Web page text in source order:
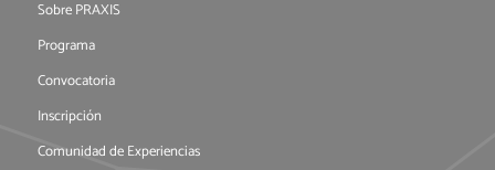
Sobre PRAXIS
Programa
Convocatoria
Inscripción
Comunidad de Experiencias